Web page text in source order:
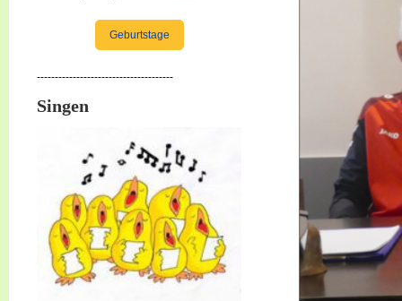
Geburtstage
--------------------------------------
Singen